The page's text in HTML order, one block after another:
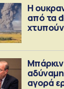
Η
από τα
αγορά